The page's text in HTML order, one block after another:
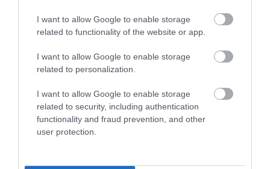
I want to allow Google to enable storage
related to functionality of the website or app.
I want to allow Google to enable storage
related to personalization.
I want to allow Google to enable storage
related to security, including authentication
functionality and fraud prevention, and other
user protection.
Ettől lesz elképesztően szaftos a csirkecomb: a
sörös pác a titok
pite titka
Cukkinis tojáslepény serpenyőben – egyszerű és
laktató vacsora